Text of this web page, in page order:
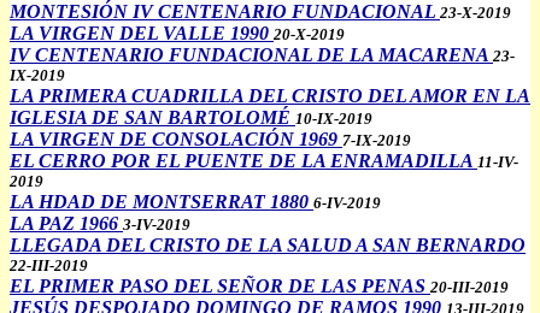
MONTESIÓN IV CENTENARIO FUNDACIONAL 23-X-2019
LA VIRGEN DEL VALLE 1990 20-X-2019
IV CENTENARIO FUNDACIONAL DE LA MACARENA 23-
IX-2019
LA PRIMERA CUADRILLA DEL CRISTO DEL AMOR EN LA
IGLESIA DE SAN BARTOLOMÉ 10-IX-2019
LA VIRGEN DE CONSOLACIÓN 1969 7-IX-2019
EL CERRO POR EL PUENTE DE LA ENRAMADILLA 11-IV-
2019
LA HDAD DE MONTSERRAT 1880 6-IV-2019
LA PAZ 1966 3-IV-2019
LLEGADA DEL CRISTO DE LA SALUD A SAN BERNARDO
22-III-2019
EL PRIMER PASO DEL SEÑOR DE LAS PENAS 20-III-2019
JESÚS DESPOJADO DOMINGO DE RAMOS 1990 13-III-2019